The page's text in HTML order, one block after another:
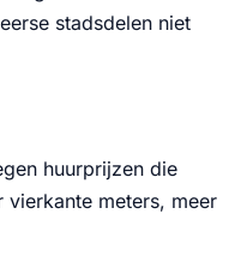
stadsdelen niet
huurprijzen die
meters, meer